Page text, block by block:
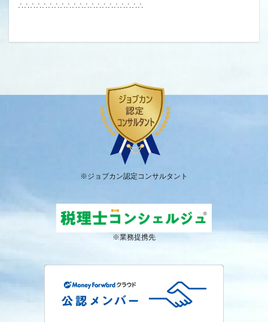
∴∴∴∴∴∴∴∴∴∴∴∴∴∴∴∴∴∴∴∴∴
※ジョブカン認定コンサルタント
※業務提携先